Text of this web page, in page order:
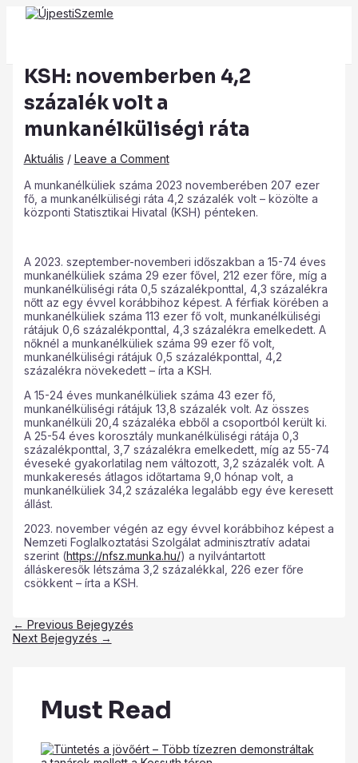
Skip
Main
Menu
KSH: novemberben 4,2
százalék volt a
munkanélküliségi ráta
Aktuális / Leave a Comment
A munkanélküliek száma 2023 novemberében 207 ezer
fő, a munkanélküliségi ráta 4,2 százalék volt – közölte a
központi Statisztikai Hivatal (KSH) pénteken.
A 2023. szeptember-novemberi időszakban a 15-74 éves
munkanélküliek száma 29 ezer fővel, 212 ezer főre, míg a
munkanélküliségi ráta 0,5 százalékponttal, 4,3 százalékra
nőtt az egy évvel korábbihoz képest. A férfiak körében a
munkanélküliek száma 113 ezer fő volt, munkanélküliségi
rátájuk 0,6 százalékponttal, 4,3 százalékra emelkedett. A
nőknél a munkanélküliek száma 99 ezer fő volt,
munkanélküliségi rátájuk 0,5 százalékponttal, 4,2
százalékra növekedett – írta a KSH.
A 15-24 éves munkanélküliek száma 43 ezer fő,
munkanélküliségi rátájuk 13,8 százalék volt. Az összes
munkanélküli 20,4 százaléka ebből a csoportból került ki.
A 25-54 éves korosztály munkanélküliségi rátája 0,3
százalékponttal, 3,7 százalékra emelkedett, míg az 55-74
éveseké gyakorlatilag nem változott, 3,2 százalék volt. A
munkakeresés átlagos időtartama 9,0 hónap volt, a
munkanélküliek 34,2 százaléka legalább egy éve keresett
állást.
2023. november végén az egy évvel korábbihoz képest a
Nemzeti Foglalkoztatási Szolgálat adminisztratív adatai
szerint (https://nfsz.munka.hu/) a nyilvántartott
álláskeresők létszáma 3,2 százalékkal, 226 ezer főre
csökkent – írta a KSH.
Post
navigation
← Previous Bejegyzés
Next Bejegyzés →
Must Read
Type
here..
Name*
Email*
Website